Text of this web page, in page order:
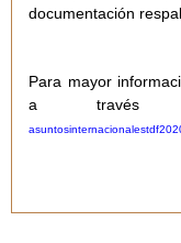
documentación
Para mayor
a través